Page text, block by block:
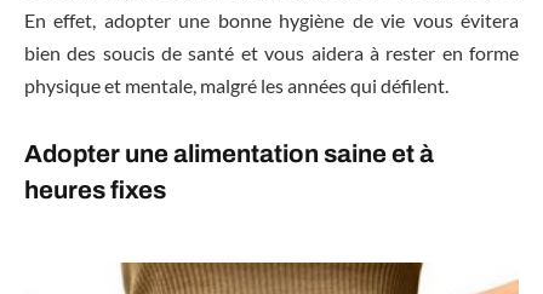
En effet, adopter une bonne hygiène de vie vous évitera
bien des soucis de santé et vous aidera à rester en forme
physique et mentale, malgré les années qui défilent.
Adopter une alimentation saine et à
heures fixes